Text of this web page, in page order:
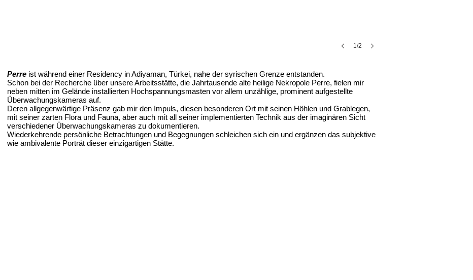
1/2
Perre ist während einer Residency in Adiyaman, Türkei, nahe der syrischen Grenze entstanden.
Schon bei der Recherche über unsere Arbeitsstätte, die Jahrtausende alte heilige Nekropole Perre, fielen mir
neben mitten im Gelände installierten Hochspannungsmasten vor allem unzählige, prominent aufgestellte
Überwachungskameras auf.
Deren allgegenwärtige Präsenz gab mir den Impuls, diesen besonderen Ort mit seinen Höhlen und Grablegen,
mit seiner zarten Flora und Fauna, aber auch mit all seiner implementierten Technik aus der imaginären Sicht
verschiedener Überwachungskameras zu dokumentieren.
Wiederkehrende persönliche Betrachtungen und Begegnungen schleichen sich ein und ergänzen das subjektive
wie ambivalente Porträt dieser einzigartigen Stätte.